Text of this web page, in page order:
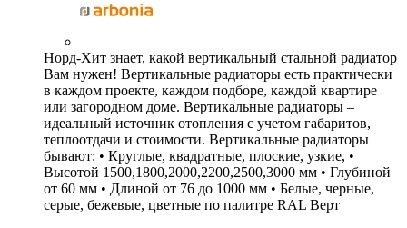
Норд-Хит знает, какой вертикальный стальной радиатор
Вам нужен! Вертикальные радиаторы есть практически
в каждом проекте, каждом подборе, каждой квартире
или загородном доме. Вертикальные радиаторы –
идеальный источник отопления с учетом габаритов,
теплоотдачи и стоимости. Вертикальные радиаторы
бывают: • Круглые, квадратные, плоские, узкие, •
Высотой 1500,1800,2000,2200,2500,3000 мм • Глубиной
от 60 мм • Длиной от 76 до 1000 мм • Белые, черные,
серые, бежевые, цветные по палитре RAL Верт